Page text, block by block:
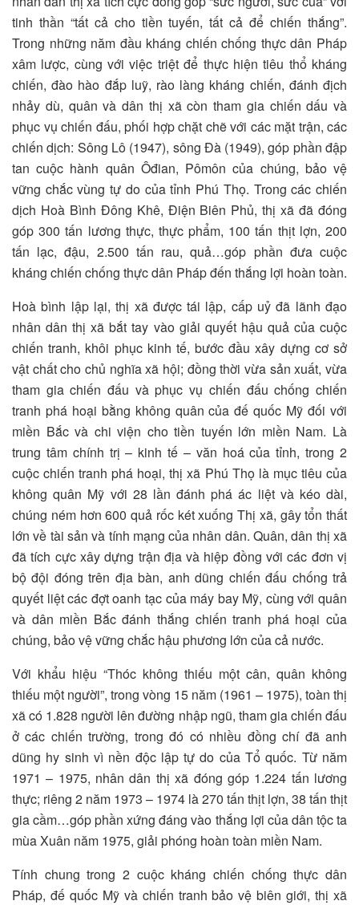
tinh thần “tất cả cho tiền tuyến, tất cả để chiến thắng”.
Trong những năm đầu kháng chiến chống thực dân Pháp
xâm lược, cùng với việc triệt để thực hiện tiêu thổ kháng
chiến, đào hào đắp luỹ, rào làng kháng chiến, đánh địch
nhảy dù, quân và dân thị xã còn tham gia chiến dấu và
phục vụ chiến đấu, phối hợp chặt chẽ với các mặt trận, các
chiến dịch: Sông Lô (1947), sông Đà (1949), góp phần đập
tan cuộc hành quân Ôđian, Pômôn của chúng, bảo vệ
vững chắc vùng tự do của tỉnh Phú Thọ. Trong các chiến
dịch Hoà Bình Đông Khê, Điện Biên Phủ, thị xã đã đóng
góp 300 tấn lương thực, thực phẩm, 100 tấn thịt lợn, 200
tấn lạc, đậu, 2.500 tấn rau, quả…góp phần đưa cuộc
kháng chiến chống thực dân Pháp đến thắng lợi hoàn toàn.
Hoà bình lập lại, thị xã được tái lập, cấp uỷ đã lãnh đạo
nhân dân thị xã bắt tay vào giải quyết hậu quả của cuộc
chiến tranh, khôi phục kinh tế, bước đầu xây dựng cơ sở
vật chất cho chủ nghĩa xã hội; đồng thời vừa sản xuất, vừa
tham gia chiến đấu và phục vụ chiến đấu chống chiến
tranh phá hoại bằng không quân của đế quốc Mỹ đối với
miền Bắc và chi viện cho tiền tuyến lớn miền Nam. Là
trung tâm chính trị – kinh tế – văn hoá của tỉnh, trong 2
cuộc chiến tranh phá hoại, thị xã Phú Thọ là mục tiêu của
không quân Mỹ với 28 lần đánh phá ác liệt và kéo dài,
chúng ném hơn 600 quả rốc két xuống Thị xã, gây tổn thất
lớn về tài sản và tính mạng của nhân dân. Quân, dân thị xã
đã tích cực xây dựng trận địa và hiệp đồng với các đơn vị
bộ đội đóng trên địa bàn, anh dũng chiến đấu chống trả
quyết liệt các đợt oanh tạc của máy bay Mỹ, cùng với quân
và dân miền Bắc đánh thắng chiến tranh phá hoại của
chúng, bảo vệ vững chắc hậu phương lớn của cả nước.
Với khẩu hiệu “Thóc không thiếu một cân, quân không
thiếu một người”, trong vòng 15 năm (1961 – 1975), toàn thị
xã có 1.828 người lên đường nhập ngũ, tham gia chiến đấu
ở các chiến trường, trong đó có nhiều đồng chí đã anh
dũng hy sinh vì nền độc lập tự do của Tổ quốc. Từ năm
1971 – 1975, nhân dân thị xã đóng góp 1.224 tấn lương
thực; riêng 2 năm 1973 – 1974 là 270 tấn thịt lợn, 38 tấn thịt
gia cầm…góp phần xứng đáng vào thắng lợi của dân tộc ta
mùa Xuân năm 1975, giải phóng hoàn toàn miền Nam.
Tính chung trong 2 cuộc kháng chiến chống thực dân
Pháp, đế quốc Mỹ và chiến tranh bảo vệ biên giới, thị xã